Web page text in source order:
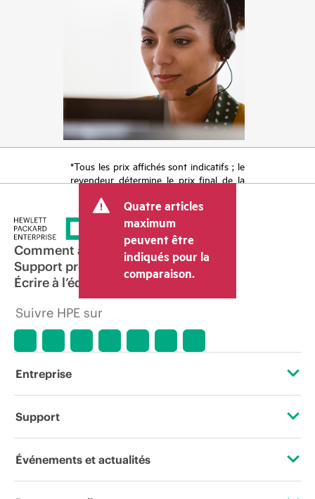
*Tous les prix affichés sont indicatifs ; le
revendeur détermine le prix final de la
tels que la TVA ou les taxes sur la vente
et les frais d’expédition. Le prix de la
transaction déterminé par le revendeur
peut varier par rapport à d’autres
revendeurs et au prix indicatif affiché.
Les prix indicatifs peuvent inclure des
offres promotionnelles limitées dans le
temps. HPE se réserve le droit d’ajuster
les prix à tout moment pour diverses
l’arrêt d’un produit, la disponibilité
période de promotion et des erreurs
dans les publicités.
Quatre articles
maximum
peuvent être
indiqués pour la
comparaison.
Comment acheter
Support produit
Écrire à l’équipe commerciale
Suivre HPE sur
Entreprise
À propos de HPE
Support
Services d’assistance opérationnelle (OSS)
Événements et actualités
Événements